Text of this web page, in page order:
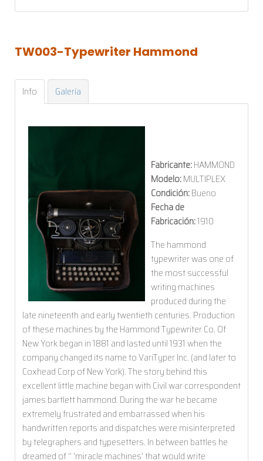
TW003-Typewriter Hammond
Info Galería
Fabricante:HAMMOND
Modelo:MULTIPLEX
Condición:Bueno
Fecha de
Fabricación:1910
The hammond
typewriter was one of
the most successful
writing machines
produced during the
late nineteenth and early twentieth centuries. Production
of these machines by the Hammond Typewriter Co. Of
New York began in 1881 and lasted until 1931 when the
company changed its name to VariTyper Inc. (and later to
Coxhead Corp of New York). The story behind this
excellent little machine began with Civil war correspondent
james bartlett hammond. During the war he became
extremely frustrated and embarrassed when his
handwritten reports and dispatches were misinterpreted
by telegraphers and typesetters. In between battles he
dreamed of '' 'miracle machines' that would write